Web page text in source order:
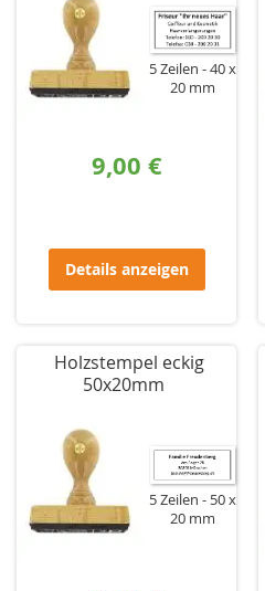
5 Zeilen
40 x
20 mm
9,00 €
Details anzeigen
Holzstempel eckig
50x20mm
5 Zeilen
50 x
20 mm